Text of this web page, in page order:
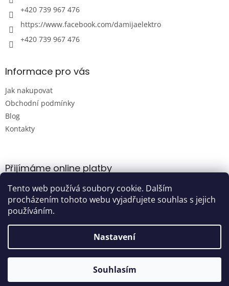
Tento web používá soubory cookie. Dalším
procházením tohoto webu vyjadřujete souhlas s jejich
používáním.
Nastavení
Souhlasím
y
v
+420 739 967 476
https://www.facebook.com/damijaelektro
+420 739 967 476
Informace pro vás
Jak nakupovat
Obchodní podmínky
Blog
Kontakty
Přijímáme online platby
Vytvořil Shoptet
Damijashop.cz. Všechna práva vyhrazena.